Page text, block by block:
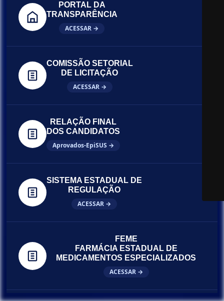
PORTAL DA
TRANSPARÊNCIA
ACESSAR →
COMISSÃO SETORIAL
DE LICITAÇÃO
ACESSAR →
RELAÇÃO FINAL
DOS CANDIDATOS
Aprovados-EpiSUS →
SISTEMA ESTADUAL DE
REGULAÇÃO
ACESSAR →
FEME
FARMÁCIA ESTADUAL DE
MEDICAMENTOS ESPECIALIZADOS
ACESSAR →